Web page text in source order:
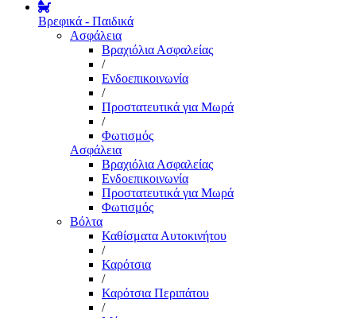
Βρεφικά - Παιδικά
Ασφάλεια
Βραχιόλια Ασφαλείας
/
Ενδοεπικοινωνία
/
Προστατευτικά για Μωρά
/
Φωτισμός
Ασφάλεια
Βραχιόλια Ασφαλείας
Ενδοεπικοινωνία
Προστατευτικά για Μωρά
Φωτισμός
Βόλτα
Καθίσματα Αυτοκινήτου
/
Καρότσια
/
Καρότσια Περιπάτου
/